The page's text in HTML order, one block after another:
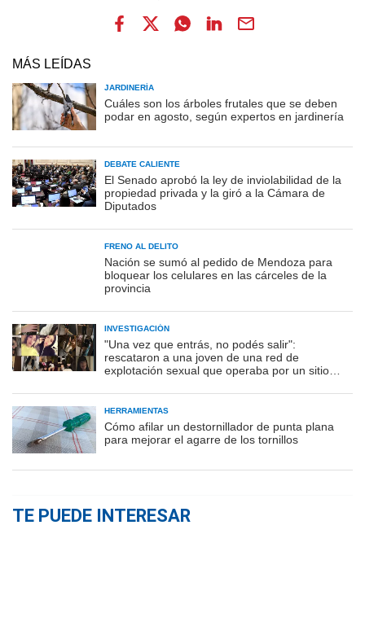
MÁS LEÍDAS
JARDINERÍA
Cuáles son los árboles frutales que se deben
podar en agosto, según expertos en jardinería
DEBATE CALIENTE
El Senado aprobó la ley de inviolabilidad de la
propiedad privada y la giró a la Cámara de
Diputados
FRENO AL DELITO
Nación se sumó al pedido de Mendoza para
bloquear los celulares en las cárceles de la
provincia
INVESTIGACIÓN
"Una vez que entrás, no podés salir":
rescataron a una joven de una red de
explotación sexual que operaba por un sitio
HERRAMIENTAS
Cómo afilar un destornillador de punta plana
para mejorar el agarre de los tornillos
TE PUEDE INTERESAR